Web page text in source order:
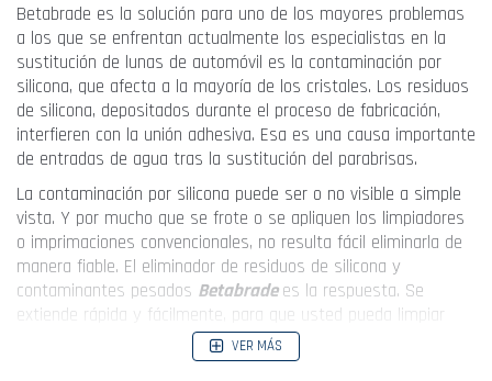
Betabrade es la solución para uno de los mayores problemas
a los que se enfrentan actualmente los especialistas en la
sustitución de lunas de automóvil es la contaminación por
silicona, que afecta a la mayoría de los cristales. Los residuos
de silicona, depositados durante el proceso de fabricación,
interfieren con la unión adhesiva. Esa es una causa importante
de entradas de agua tras la sustitución del parabrisas.
La contaminación por silicona puede ser o no visible a simple
vista. Y por mucho que se frote o se apliquen los limpiadores
o imprimaciones convencionales, no resulta fácil eliminarla de
manera fiable. El eliminador de residuos de silicona y
contaminantes pesados Betabradees la respuesta. Se
extiende rápida y fácilmente, para que usted pueda limpiar
bien toda la zona de unión con un mínimo esfuerzo y devuelva
el vehículo de sus clientes con una sustitución de parabrisas
VER MÁS